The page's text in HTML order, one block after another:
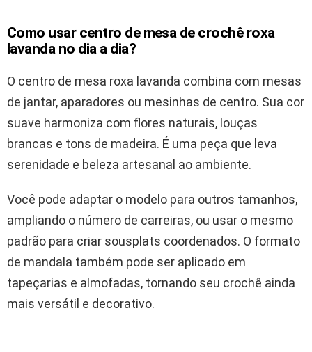
Como usar centro de mesa de crochê roxa
lavanda no dia a dia?
O centro de mesa roxa lavanda combina com mesas
de jantar, aparadores ou mesinhas de centro. Sua cor
suave harmoniza com flores naturais, louças
brancas e tons de madeira. É uma peça que leva
serenidade e beleza artesanal ao ambiente.
Você pode adaptar o modelo para outros tamanhos,
ampliando o número de carreiras, ou usar o mesmo
padrão para criar sousplats coordenados. O formato
de mandala também pode ser aplicado em
tapeçarias e almofadas, tornando seu crochê ainda
mais versátil e decorativo.